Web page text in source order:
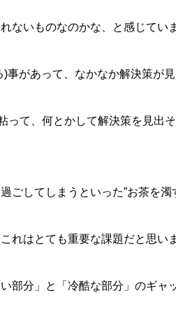
ないものなのかな、と感じてい
事があって、なかなか解決策が
って、何とかして解決策を見出
ごしてしまうといった”お茶を濁
れはとても重要な課題だと思い
部分」と「冷酷な部分」のギャ